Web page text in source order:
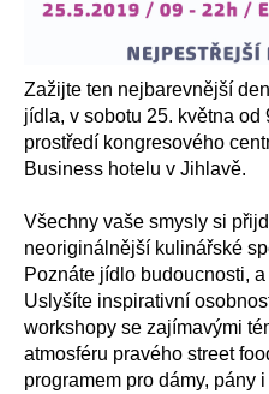
Zažijte ten nejbarevnější
jídla, v sobotu 25. května od
prostředí kongresového
Business hotelu v Jihlavě.
Všechny vaše smysly si
neoriginálnější kulinářské
Poznáte jídlo budoucnosti,
Uslyšíte inspirativní
workshopy se zajímavými
atmosféru pravého street
programem pro dámy, pány
n
a
j
í
?